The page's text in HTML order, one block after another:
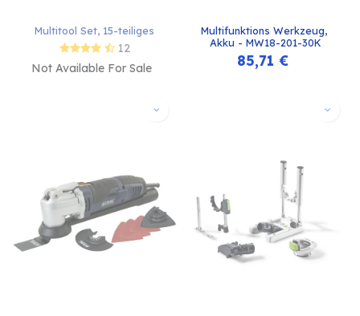
Multitool Set, 15-teiliges
12
Not Available For Sale
Multifunktions Werkzeug,
Akku - MW18-201-30K
85,71 €